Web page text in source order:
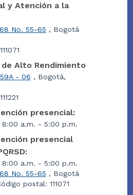
y Atención a la
No. 55-65 , Bogotá
Alto Rendimiento
- 06 , Bogotá,
presencial:
8:00 a.m. - 5:00 p.m.
presencial
8:00 a.m. - 5:00 p.m.
No. 55-65 , Bogotá
postal: 111071